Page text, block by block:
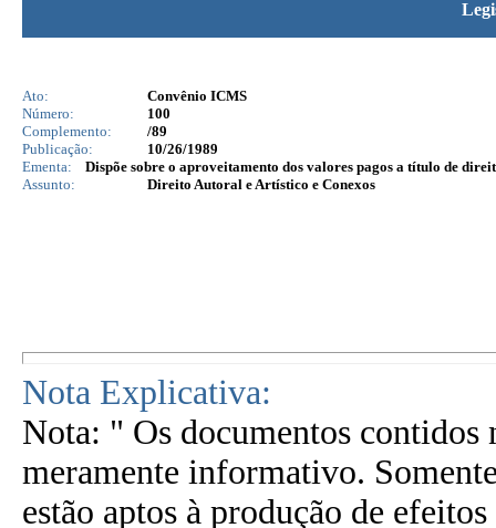
Ato:
Convênio ICMS
Número:
100
Complemento:
/89
Publicação:
10/26/1989
Ementa:
Dispõe sobre o aproveitamento dos valores pagos a título de
Assunto:
Direito Autoral e Artístico e Conexos
Nota Explicativa:
Nota: " Os documentos contidos
meramente informativo.
estão aptos à produção de